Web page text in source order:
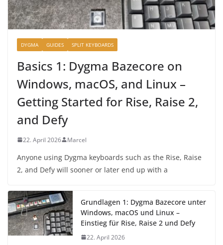
DYGMA GUIDES SPLIT KEYBOARDS
Basics 1: Dygma Bazecore on
Windows, macOS, and Linux –
Getting Started for Rise, Raise 2,
and Defy
22. April 2026 Marcel
Anyone using Dygma keyboards such as the Rise, Raise
2, and Defy will sooner or later end up with a
Grundlagen 1: Dygma Bazecore unter
Windows, macOS und Linux –
Einstieg für Rise, Raise 2 und Defy
22. April 2026